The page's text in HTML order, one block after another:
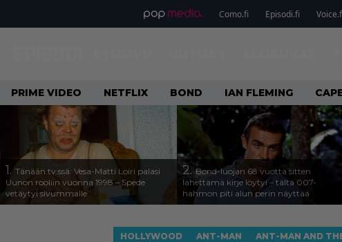
Como.fi Episodi.fi
PRIME VIDEO NETFLIX BOND IAN FLEMING
1. Tänään tv:ssä: Vesa-Matti Loiri palasi
Uunon rooliin vuonna 1998 – Spede
vetäytyi sivummalle
2.Bond-luojan 68 vuotta sitten
lähettämä kirje löytyi – tältä 007-
hahmon piti alun perin näyttää
HOLLYWOOD ANT-MAN ANT-MAN AND